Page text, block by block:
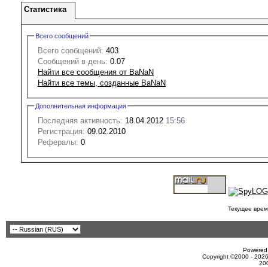
Статистика
Всего сообщений
Всего сообщений: 403
Сообщений в день: 0.07
Найти все сообщения от BaNaN
Найти все темы, созданные BaNaN
Дополнительная информация
Последняя активность: 18.04.2012 15:56
Регистрация: 09.02.2010
Рефералы: 0
Текущее
Copyright ©2000 -